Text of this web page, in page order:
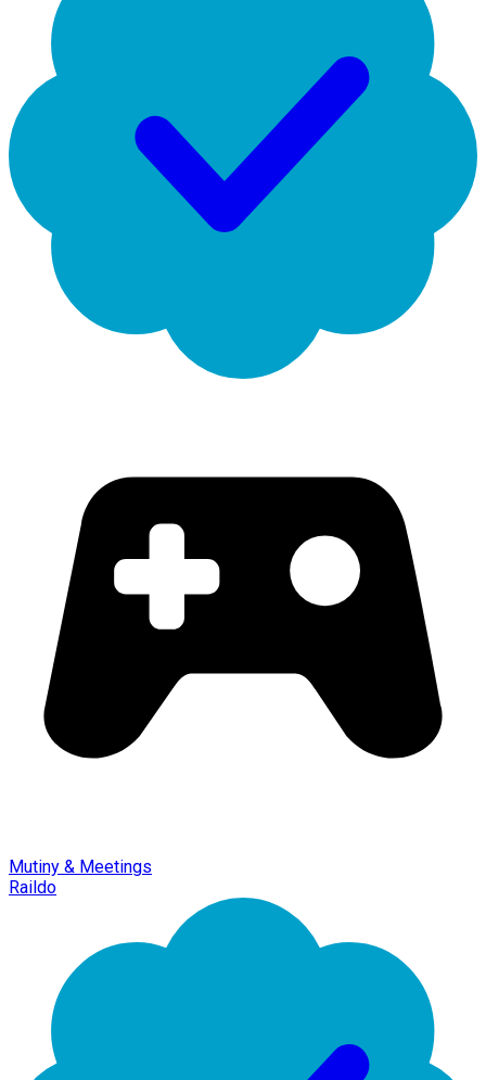
Mutiny & Meetings
Raildo